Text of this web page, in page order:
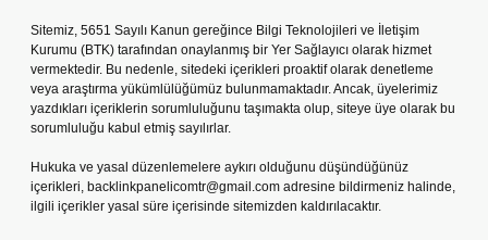
Sitemiz, 5651 Sayılı Kanun gereğince Bilgi Teknolojileri ve İletişim
Kurumu (BTK) tarafından onaylanmış bir Yer Sağlayıcı olarak hizmet
vermektedir. Bu nedenle, sitedeki içerikleri proaktif olarak denetleme
veya araştırma yükümlülüğümüz bulunmamaktadır. Ancak, üyelerimiz
yazdıkları içeriklerin sorumluluğunu taşımakta olup, siteye üye olarak bu
sorumluluğu kabul etmiş sayılırlar.
Hukuka ve yasal düzenlemelere aykırı olduğunu düşündüğünüz
içerikleri, backlinkpanelicomtr@gmail.com adresine bildirmeniz halinde,
ilgili içerikler yasal süre içerisinde sitemizden kaldırılacaktır.